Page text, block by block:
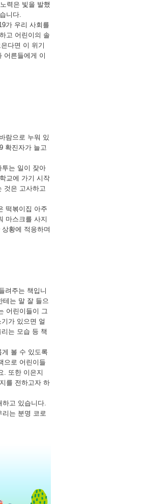
력은 빛을 발했
니다.
가 우리 사회를
고 어린이의 솔
다면 이 위기
어른들에게 이
람으로 누워 있
확진자가 늘고
는 일이 잦아
교에 가기 시작
것은 고사하고
떡볶이집 아주
마스크를 사지
황에 적응하며
려주는 책입니
테는 말 잘 들으
어린이들이 그
가 있으면 얼
는 모습 등 책
볼 수 있도록
으로 어린이들
. 또한 이은지
를 전하고자 하
하고 있습니다.
리는 분명 코로